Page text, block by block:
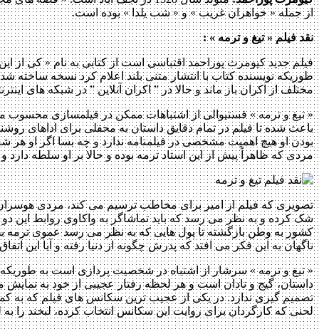
از جمله « خواهران غریب » و « شب یلدا » بوده است.
نقد فیلم « تیغ و ترمه » :
فیلم جدید کیومرث پوراحمد اقتباسی است از کتابی به نام « کی از
طوریکه نویسنده کتاب با انتشار متنی بلند اعلام کرد نسخه ساخته
مختلف از اکران باز ماند و حالا در ” اکران آنلاین ” در شبکه
« تیغ و ترمه » فستیوالی از اشتباهات ممکن در فیلمسازی
باعث شده تا فیلم در تمام دقایق داستان به محفلی برای اداهای
بودن او هیچ اهمیت مشخصی در فیلمنامه ندارد و چه بسا اگر او
مردی که ظاهراً پیش از این استاد ترمه بوده و حالا بر او سلطه دارد
تصویری که فیلم از امیر برای مخاطب ترسیم می کند، مردی
شک کرده و به نظر می رسد که باید تماشاگر به واکاوی روابط این دو
کشور به وطن بازگشته تا پول هایی که به نظر می رسد عموی ترمه
ناگهان به این فکر می افتد که پدرش چگونه از دنیا رفته و آیا این
« تیغ و ترمه » سرشار از اشتباه در شخصیت پردازی است به
داستان، گیج و نادان است و هر لحظه رفتار عجیبی از خود به
تصمیم گیری ندارد. در یکی از عجیب ترین سکانس های فیلم که به
لحنی که کارگردان برای روایت این سکانس انتخاب کرده، لبخند را به